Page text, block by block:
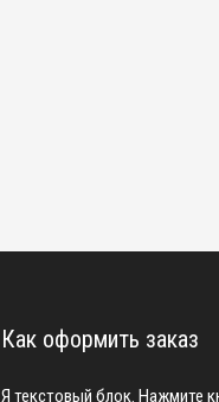
Как оформить заказ
Я текстовый блок. Нажмите